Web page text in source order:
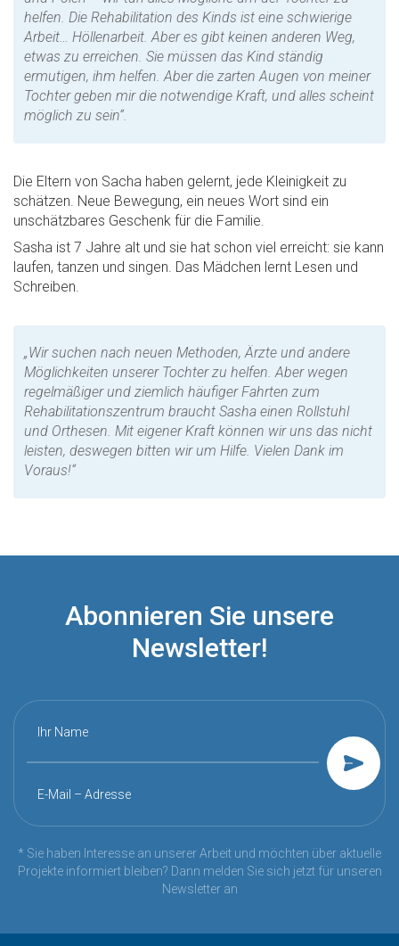
helfen. Die Rehabilitation des Kinds ist eine schwierige
Arbeit… Höllenarbeit. Aber es gibt keinen anderen Weg,
etwas zu erreichen. Sie müssen das Kind ständig
ermutigen, ihm helfen. Aber die zarten Augen von meiner
Tochter geben mir die notwendige Kraft, und alles scheint
möglich zu sein“.
Die Eltern von Sacha haben gelernt, jede Kleinigkeit zu
schätzen. Neue Bewegung, ein neues Wort sind ein
unschätzbares Geschenk für die Familie.
Sasha ist 7 Jahre alt und sie hat schon viel erreicht: sie kann
laufen, tanzen und singen. Das Mädchen lernt Lesen und
Schreiben.
„Wir suchen nach neuen Methoden, Ärzte und andere
Möglichkeiten unserer Tochter zu helfen. Aber wegen
regelmäßiger und ziemlich häufiger Fahrten zum
Rehabilitationszentrum braucht Sasha einen Rollstuhl
und Orthesen. Mit eigener Kraft können wir uns das nicht
leisten, deswegen bitten wir um Hilfe. Vielen Dank im
Voraus!“
Abonnieren Sie unsere
Newsletter!
Ihr Name
E-Mail – Adresse
* Sie haben Interesse an unserer Arbeit und möchten über aktuelle
Projekte informiert bleiben? Dann melden Sie sich jetzt für unseren
Newsletter an